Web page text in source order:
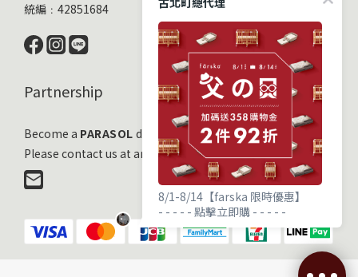
統編﹕42851684
Partnership
Become a PARASOL distribution partner
Please contact us at any time!
8/1-8/14【farska 限時優惠】
- - - - - 點擊立即購 - - - - -